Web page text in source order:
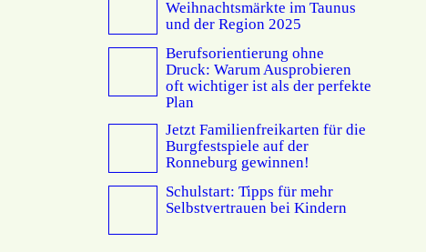
Weihnachtsmärkte im Taunus
und der Region 2025
Berufsorientierung ohne
Druck: Warum Ausprobieren
oft wichtiger ist als der perfekte
Plan
Jetzt Familienfreikarten für die
Burgfestspiele auf der
Ronneburg gewinnen!
Schulstart: Tipps für mehr
Selbstvertrauen bei Kindern